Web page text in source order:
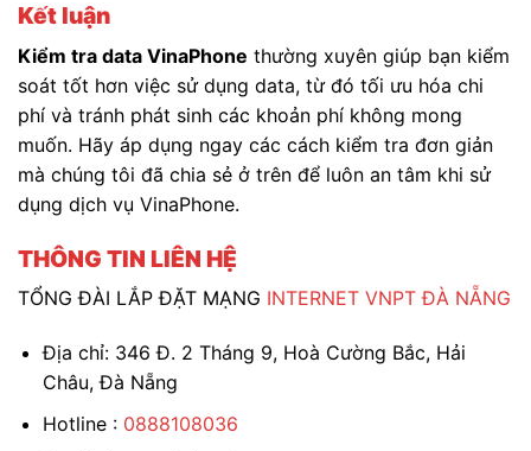
Kết luận
Kiểm tra data VinaPhone thường xuyên giúp bạn kiểm
soát tốt hơn việc sử dụng data, từ đó tối ưu hóa chi
phí và tránh phát sinh các khoản phí không mong
muốn. Hãy áp dụng ngay các cách kiểm tra đơn giản
mà chúng tôi đã chia sẻ ở trên để luôn an tâm khi sử
dụng dịch vụ VinaPhone.
THÔNG TIN LIÊN HỆ
TỔNG ĐÀI LẮP ĐẶT MẠNG INTERNET VNPT ĐÀ NẴNG
Địa chỉ: 346 Đ. 2 Tháng 9, Hoà Cường Bắc, Hải
Châu, Đà Nẵng
Hotline :0888108036